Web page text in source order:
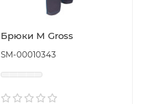
Брюки M Gross
SM-00010343